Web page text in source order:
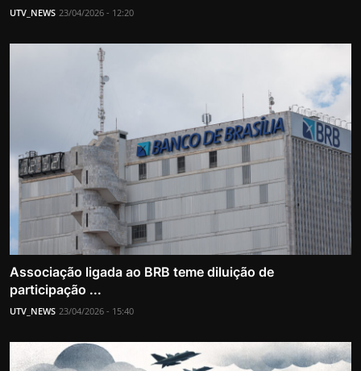
UTV_NEWS 23/04/2026 - 12:20
Associação ligada ao BRB teme diluição de
participação ...
UTV_NEWS 23/04/2026 - 15:40